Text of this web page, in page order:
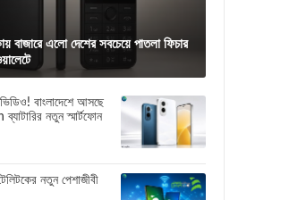
বাজারে এলো দেশের সবচেয়ে পাতলা ফিচার
বাংলাদেশে আসছে
নতুন স্মার্টফোন
নতুন পেশাজীবী